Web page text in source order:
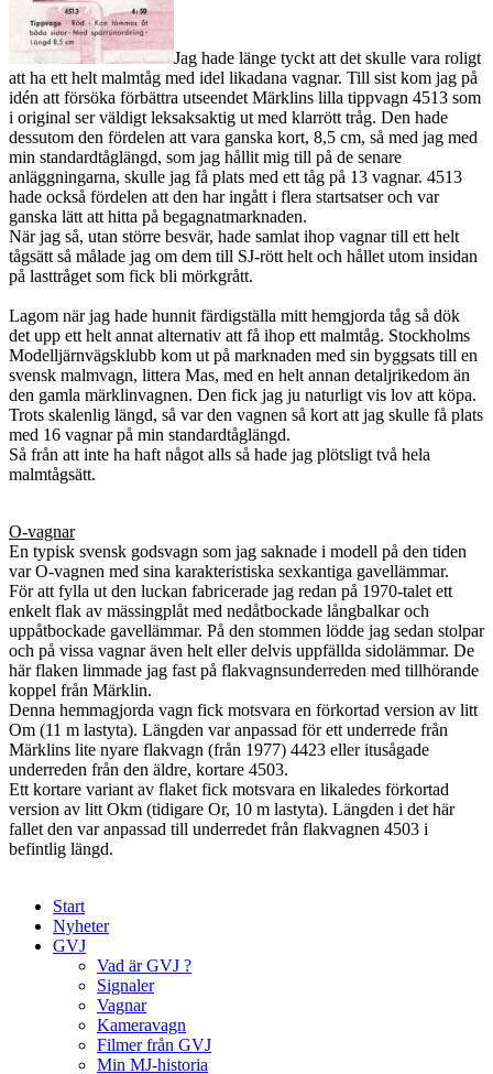
Jag hade länge tyckt att det skulle vara roligt
att ha ett helt malmtåg med idel likadana vagnar. Till sist kom jag på
idén att försöka förbättra utseendet Märklins lilla tippvagn 4513 som
i original ser väldigt leksaksaktig ut med klarrött tråg. Den hade
dessutom den fördelen att vara ganska kort, 8,5 cm, så med jag med
min standardtåglängd, som jag hållit mig till på de senare
anläggningarna, skulle jag få plats med ett tåg på 13 vagnar. 4513
hade också fördelen att den har ingått i flera startsatser och var
ganska lätt att hitta på begagnatmarknaden.
När jag så, utan större besvär, hade samlat ihop vagnar till ett helt
tågsätt så målade jag om dem till SJ-rött helt och hållet utom insidan
på lasttråget som fick bli mörkgrått.
Lagom när jag hade hunnit färdigställa mitt hemgjorda tåg så dök
det upp ett helt annat alternativ att få ihop ett malmtåg. Stockholms
Modelljärnvägsklubb kom ut på marknaden med sin byggsats till en
svensk malmvagn, littera Mas, med en helt annan detaljrikedom än
den gamla märklinvagnen. Den fick jag ju naturligt vis lov att köpa.
Trots skalenlig längd, så var den vagnen så kort att jag skulle få plats
med 16 vagnar på min standardtåglängd.
Så från att inte ha haft något alls så hade jag plötsligt två hela
malmtågsätt.
O-vagnar
En typisk svensk godsvagn som jag saknade i modell på den tiden
var O-vagnen med sina karakteristiska sexkantiga gavellämmar.
För att fylla ut den luckan fabricerade jag redan på 1970-talet ett
enkelt flak av mässingplåt med nedåtbockade långbalkar och
uppåtbockade gavellämmar. På den stommen lödde jag sedan stolpar
och på vissa vagnar även helt eller delvis uppfällda sidolämmar. De
här flaken limmade jag fast på flakvagnsunderreden med tillhörande
koppel från Märklin.
Denna hemmagjorda vagn fick motsvara en förkortad version av litt
Om (11 m lastyta). Längden var anpassad för ett underrede från
Märklins lite nyare flakvagn (från 1977) 4423 eller itusågade
underreden från den äldre, kortare 4503.
Ett kortare variant av flaket fick motsvara en likaledes förkortad
version av litt Okm (tidigare Or, 10 m lastyta). Längden i det här
fallet den var anpassad till underredet från flakvagnen 4503 i
befintlig längd.
Start
Nyheter
GVJ
Vad är GVJ ?
Signaler
Vagnar
Kameravagn
Filmer från GVJ
Min MJ-historia